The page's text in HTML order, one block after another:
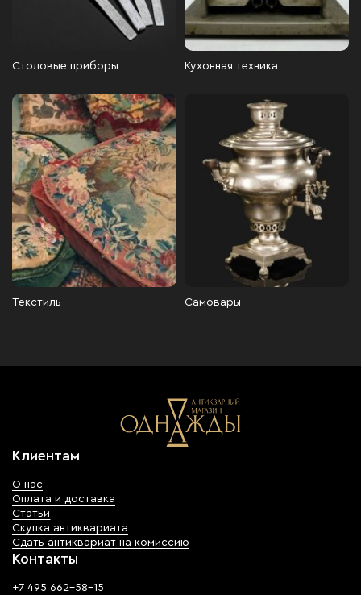
Столовые приборы Кухонная техника
Текстиль Самовары
Клиентам
О нас
Оплата и доставка
Статьи
Скупка антиквариата
Сдать антиквариат на комиссию
Контакты
+7 495 662-58-15